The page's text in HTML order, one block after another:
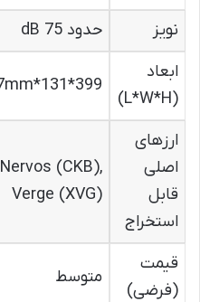
نویز حدود 75 dB
ابعاد
(L*W*H)
399*131*317mm
ارزهای
اصلی
قابل
استخراج
Nervos (CKB),
Verge (XVG)
قیمت
(فرضی)
متوسط